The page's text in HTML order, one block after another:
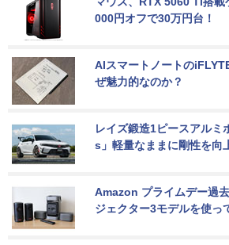
000円オフで30万円台！
AIスマートノートの
ぜ魅力的なのか？
レイズ鍛造1ピースアル
s」軽量なままに剛性を向
Amazon プライムデー過
ジェクター3モデルを使っ